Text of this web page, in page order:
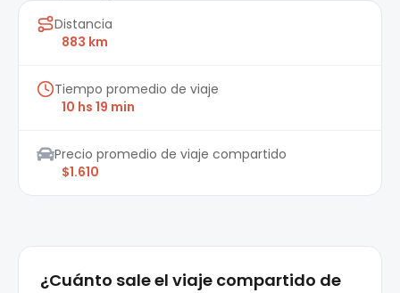
Distancia
883 km
Tiempo promedio de viaje
10 hs 19 min
Precio promedio de viaje compartido
$1.610
¿Cuánto sale el viaje compartido de